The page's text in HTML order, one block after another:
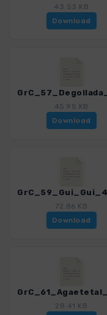
43.53 KB
Download
45.95 KB
Download
72.86 KB
Download
28.41 KB